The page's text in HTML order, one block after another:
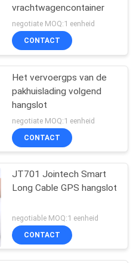
vrachtwagencontainer
negotiate MOQ:1 eenheid
CONTACT
Het vervoergps van de
pakhuislading volgend
hangslot
negotiate MOQ:1 eenheid
CONTACT
JT701 Jointech Smart
Long Cable GPS hangslot
negotiable MOQ:1 eenheid
CONTACT